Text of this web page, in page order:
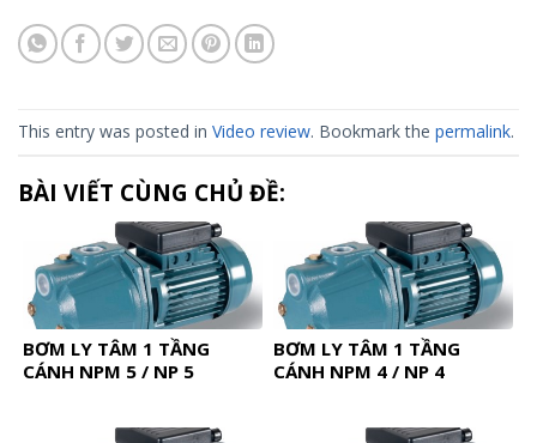
This entry was posted in Video review. Bookmark the permalink.
BÀI VIẾT CÙNG CHỦ ĐỀ:
BƠM LY TÂM 1 TẦNG
CÁNH NPM 5 / NP 5
BƠM LY TÂM 1 TẦNG
CÁNH NPM 4 / NP 4